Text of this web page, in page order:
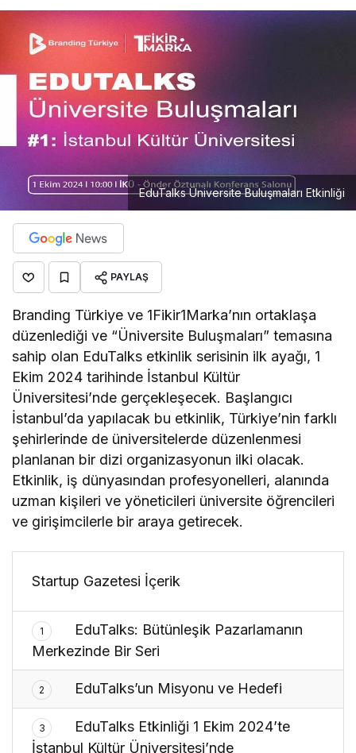
EduTalks Üniversite Buluşmaları Etkinliği
PAYLAŞ
Branding Türkiye ve 1Fikir1Marka’nın ortaklaşa
düzenlediği ve “Üniversite Buluşmaları” temasına
sahip olan EduTalks etkinlik serisinin ilk ayağı, 1
Ekim 2024 tarihinde İstanbul Kültür
Üniversitesi’nde gerçekleşecek. Başlangıcı
İstanbul’da yapılacak bu etkinlik, Türkiye’nin farklı
şehirlerinde de üniversitelerde düzenlenmesi
planlanan bir dizi organizasyonun ilki olacak.
Etkinlik, iş dünyasından profesyonelleri, alanında
uzman kişileri ve yöneticileri üniversite öğrencileri
ve girişimcilerle bir araya getirecek.
Startup Gazetesi İçerik
1
EduTalks: Bütünleşik Pazarlamanın
Merkezinde Bir Seri
2 EduTalks’un Misyonu ve Hedefi
3
EduTalks Etkinliği 1 Ekim 2024’te
İstanbul Kültür Üniversitesi’nde